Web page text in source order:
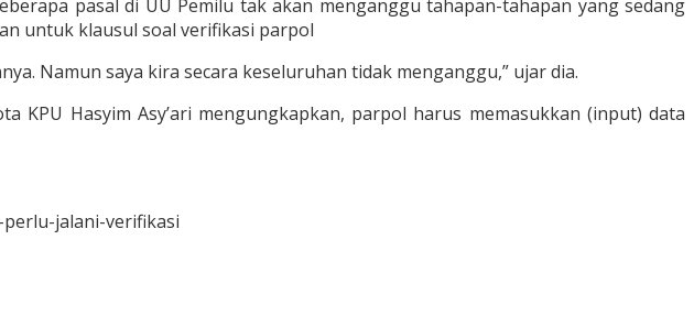
pasal di UU Pemilu tak akan menganggu tahapan-tahapan yang sedang
untuk klausul soal verifikasi parpol
Namun saya kira secara keseluruhan tidak menganggu,” ujar dia.
KPU Hasyim Asy’ari mengungkapkan, parpol harus memasukkan (input) data
jalani-verifikasi